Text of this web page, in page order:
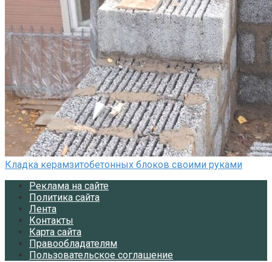
Кладка керамзитобетонных блоков своими руками
Реклама на сайте
Политика сайта
Лента
Контакты
Карта сайта
Правообладателям
Пользовательское соглашение